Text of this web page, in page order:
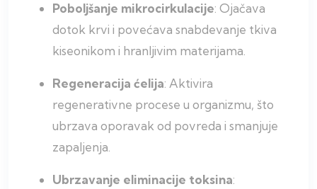
Poboljšanje mikrocirkulacije: Ojačava
dotok krvi i povećava snabdevanje tkiva
kiseonikom i hranljivim materijama.
Regeneracija ćelija: Aktivira
regenerativne procese u organizmu, što
ubrzava oporavak od povreda i smanjuje
zapaljenja.
Ubrzavanje eliminacije toksina: